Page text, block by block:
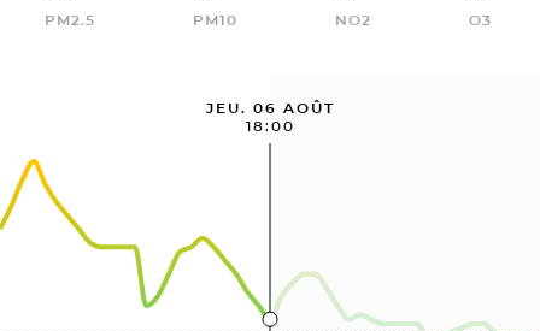
PM2.5 PM10 NO2 O3
JEU. 06 AOÛT
18:00